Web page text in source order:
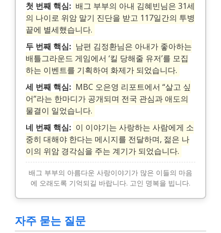
첫 번째 핵심: 배그 부부의 아내 김혜빈님은 31세
의 나이로 위암 말기 진단을 받고 117일간의 투병
끝에 별세했습니다.
두 번째 핵심: 남편 김정환님은 아내가 좋아하는
배틀그라운드 게임에서 ‘킬 당해줄 유저’를 모집
하는 이벤트를 기획하여 화제가 되었습니다.
세 번째 핵심: MBC 오은영 리포트에서 “살고 싶
어”라는 한마디가 공개되며 전국 관심과 애도의
물결이 일었습니다.
네 번째 핵심: 이 이야기는 사랑하는 사람에게 소
중히 대해야 한다는 메시지를 전달하며, 젊은 나
이의 위암 경각심을 주는 계기가 되었습니다.
배그 부부의 아름다운 사랑이야기가 많은 이들의 마음
에 오래도록 기억되길 바랍니다. 고인 명복을 빕니다.
자주 묻는 질문